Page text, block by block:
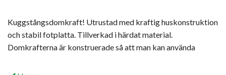
Kuggstångsdomkraft! Utrustad med kraftig huskonstruktion
och stabil fotplatta. Tillverkad i härdat material.
Domkrafterna är konstruerade så att man kan använda